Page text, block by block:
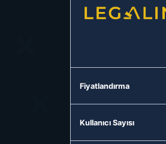
Fiyatlandırma
Kullanıcı Sayısı